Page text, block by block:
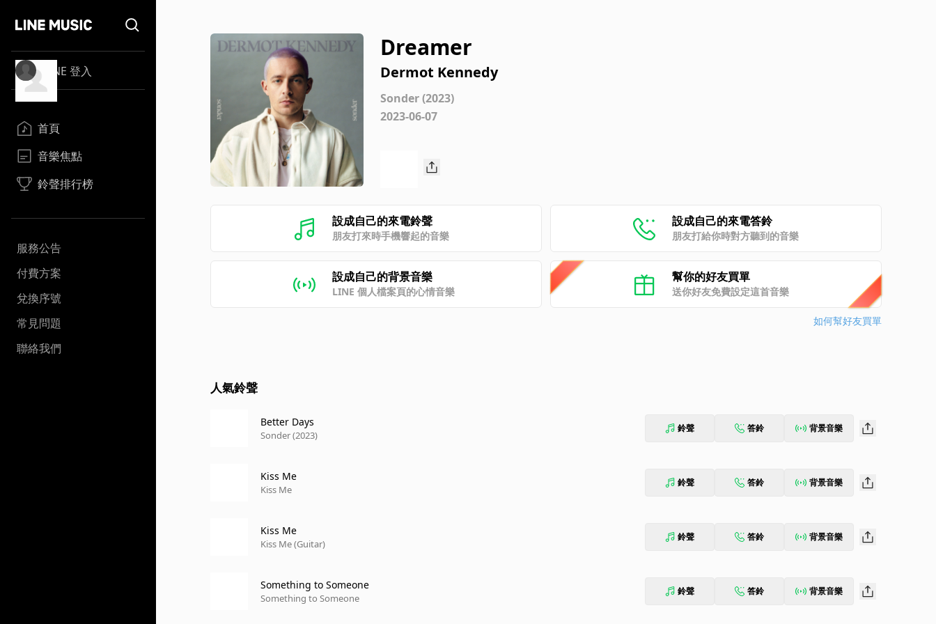
LINE 登入
首頁
音樂焦點
鈴聲排行榜
服務公告
付費方案
兌換序號
常見問題
聯絡我們
Dreamer
Dermot Kennedy
Sonder (2023)
2023-06-07
設成自己的來電鈴聲
朋友打來時手機響起的音樂
設成自己的來電答鈴
朋友打給你時對方聽到的音樂
設成自己的背景音樂
LINE 個人檔案頁的心情音樂
幫你的好友買單
送你好友免費設定這首音樂
如何幫好友買單
人氣鈴聲
Better Days
Sonder (2023)
鈴聲 答鈴 背景音樂
Kiss Me
Kiss Me
鈴聲 答鈴 背景音樂
Kiss Me
Kiss Me (Guitar)
鈴聲 答鈴 背景音樂
Something to Someone
Something to Someone
鈴聲 答鈴 背景音樂